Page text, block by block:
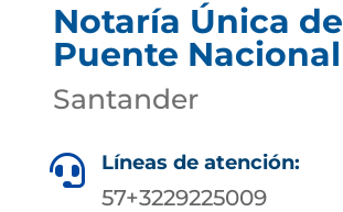
Notaría Única de
Puente Nacional
Santander
 Líneas de atención:
57+3229225009